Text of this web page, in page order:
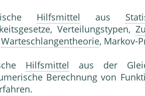
Hilfsmittel aus
Verteilungstypen,
Warteschlangentheorie, Markov-
Hilfsmittel aus der
Berechnung von